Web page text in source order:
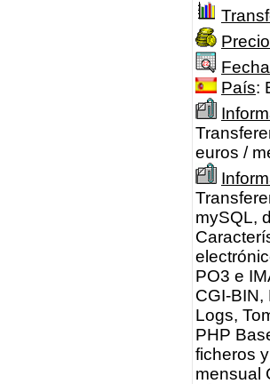
Precio
País:
euros /
mySQL,
PO3 e
CGI-BIN,
Logs,
PHP
ficheros
mensual